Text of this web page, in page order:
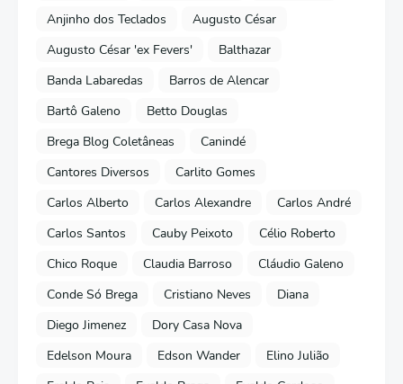
Anjinho dos Teclados
Augusto César
Augusto César 'ex Fevers'
Balthazar
Banda Labaredas
Barros de Alencar
Bartô Galeno
Betto Douglas
Brega Blog Coletâneas
Canindé
Cantores Diversos
Carlito Gomes
Carlos Alberto
Carlos Alexandre
Carlos André
Carlos Santos
Cauby Peixoto
Célio Roberto
Chico Roque
Claudia Barroso
Cláudio Galeno
Conde Só Brega
Cristiano Neves
Diana
Diego Jimenez
Dory Casa Nova
Edelson Moura
Edson Wander
Elino Julião